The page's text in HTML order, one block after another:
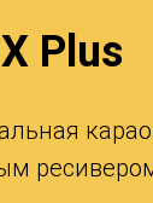
Plus